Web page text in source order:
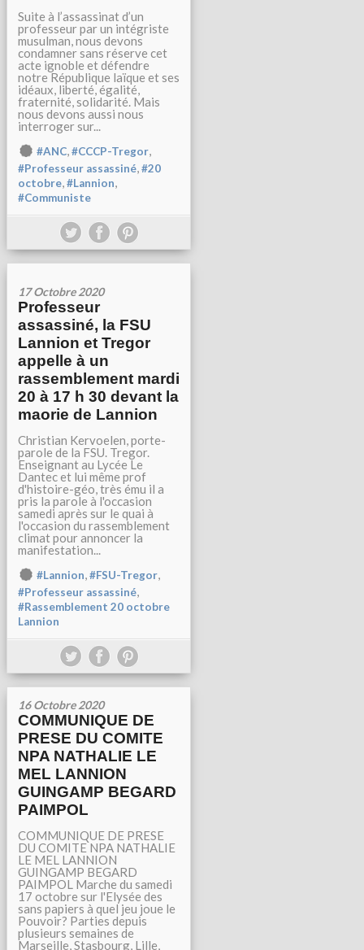
Suite à l’assassinat d’un
professeur par un intégriste
musulman, nous devons
condamner sans réserve cet
acte ignoble et défendre
notre République laïque et ses
idéaux, liberté, égalité,
fraternité, solidarité. Mais
nous devons aussi nous
interroger sur...
#ANC,#CCCP-Tregor,
#Professeur assassiné,#20
octobre,#Lannion,
#Communiste
17 Octobre 2020
Professeur
assassiné, la FSU
Lannion et Tregor
appelle à un
rassemblement mardi
20 à 17 h 30 devant la
maorie de Lannion
Christian Kervoelen, porte-
parole de la FSU. Tregor.
Enseignant au Lycée Le
Dantec et lui même prof
d'histoire-géo, très ému il a
pris la parole à l'occasion
samedi après sur le quai à
l'occasion du rassemblement
climat pour annoncer la
manifestation...
#Lannion,#FSU-Tregor,
#Professeur assassiné,
#Rassemblement 20 octobre
Lannion
16 Octobre 2020
COMMUNIQUE DE
PRESE DU COMITE
NPA NATHALIE LE
MEL LANNION
GUINGAMP BEGARD
PAIMPOL
COMMUNIQUE DE PRESE
DU COMITE NPA NATHALIE
LE MEL LANNION
GUINGAMP BEGARD
PAIMPOL Marche du samedi
17 octobre sur l'Elysée des
sans papiers à quel jeu joue le
Pouvoir? Parties depuis
plusieurs semaines de
Marseille, Stasbourg, Lille,